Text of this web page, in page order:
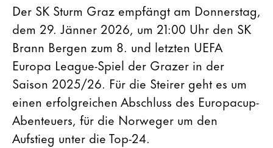
Der SK Sturm Graz empfängt am Donnerstag,
dem 29. Jänner 2026, um 21:00 Uhr den SK
Brann Bergen zum 8. und letzten UEFA
Europa League-Spiel der Grazer in der
Saison 2025/26. Für die Steirer geht es um
einen erfolgreichen Abschluss des Europacup-
Abenteuers, für die Norweger um den
Aufstieg unter die Top-24.